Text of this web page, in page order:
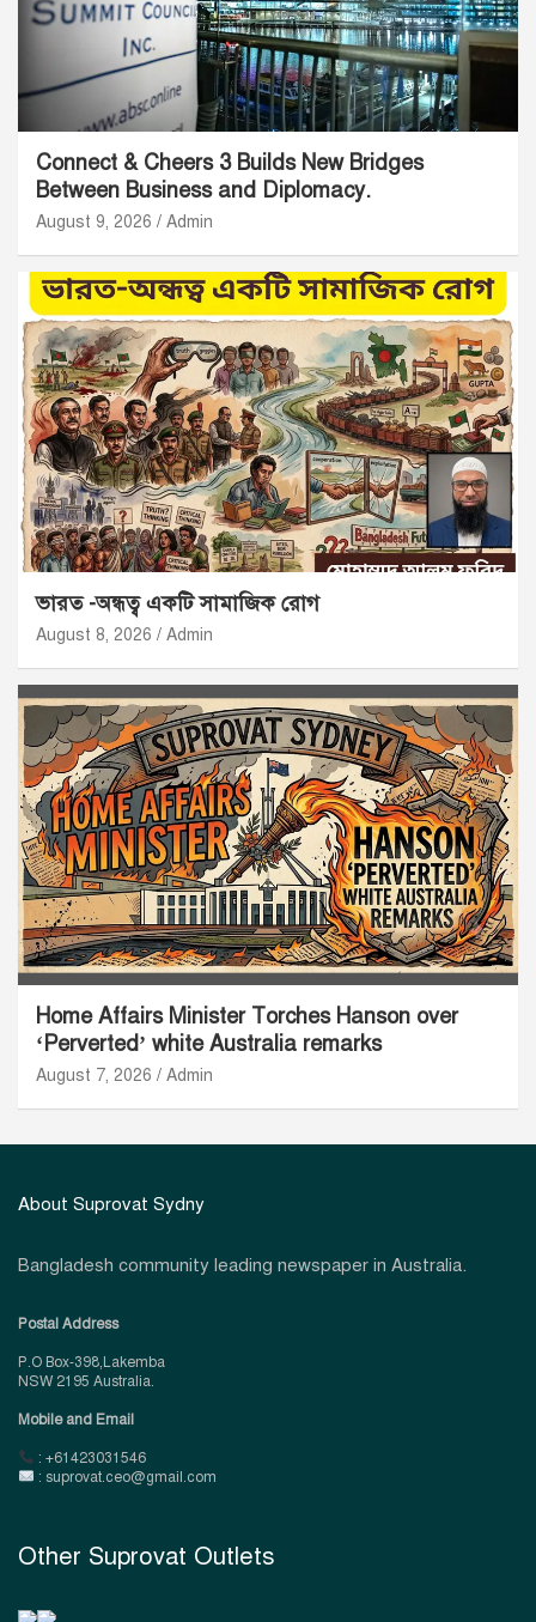
Connect & Cheers 3 Builds New Bridges
Between Business and Diplomacy.
August 9, 2026 Admin
ভারত -অন্ধত্ব একটি সামাজিক রোগ
August 8, 2026 Admin
Home Affairs Minister Torches Hanson over
‘Perverted’ white Australia remarks
August 7, 2026 Admin
About Suprovat Sydny
Bangladesh community leading newspaper in Australia.
Postal Address
P.O Box-398,Lakemba
NSW 2195 Australia.
Mobile and Email
: +61423031546
: suprovat.ceo@gmail.com
Other Suprovat Outlets